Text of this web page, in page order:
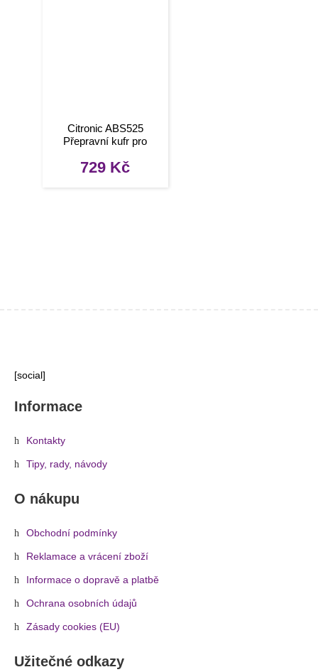
Citronic ABS525
Přepravní kufr pro
729 Kč
[social]
Informace
Kontakty
Tipy, rady, návody
O nákupu
Obchodní podmínky
Reklamace a vrácení zboží
Informace o dopravě a platbě
Ochrana osobních údajů
Zásady cookies (EU)
Užitečné odkazy